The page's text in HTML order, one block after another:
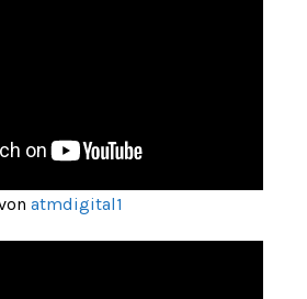
atmdigital1